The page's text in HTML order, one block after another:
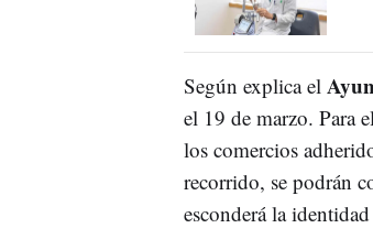
Según explica el
el 19 de marzo. Para
los comercios
recorrido, se podrán
esconderá la